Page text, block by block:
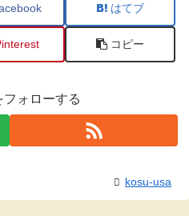
はてブ
コピー
フォローする
kosu-usa